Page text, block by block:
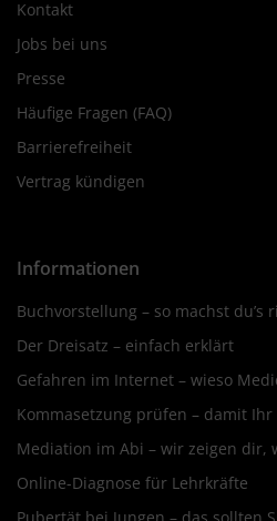
Kontakt
Jobs bei uns
Presse
Häufige Fragen (FAQ)
Barrierefreiheit
Vertrag kündigen
Informationen
Buchvorstellung – so machst du’s
Der Dreisatz – einfach erklärt
Gefahren im Internet – wieso
Kommasetzung prüfen – damit
Mediation im Abi – wir zeigen dir,
Online-Diagnose für Lehrkräfte